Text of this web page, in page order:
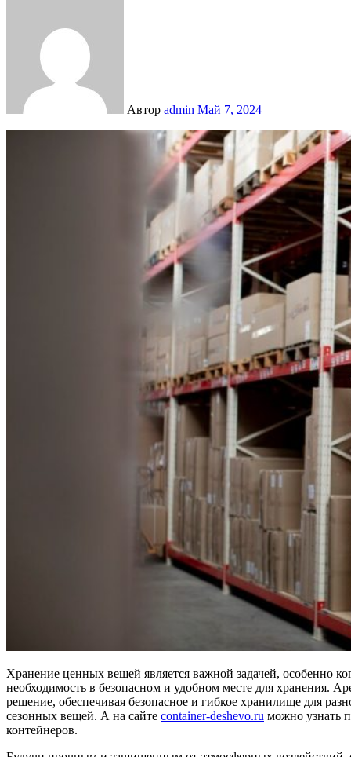
Автор admin Май 7, 2024
Хранение ценных вещей является важной задачей, особенно
необходимость в безопасном и удобном месте для хранения.
решение, обеспечивая безопасное и гибкое хранилище для
сезонных вещей. А на сайте container-deshevo.ru можно узнать
контейнеров.